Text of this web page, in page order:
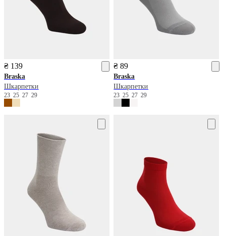
₴ 139
Braska
Шкарпетки
23 25 27 29
₴ 89
Braska
Шкарпетки
23252729